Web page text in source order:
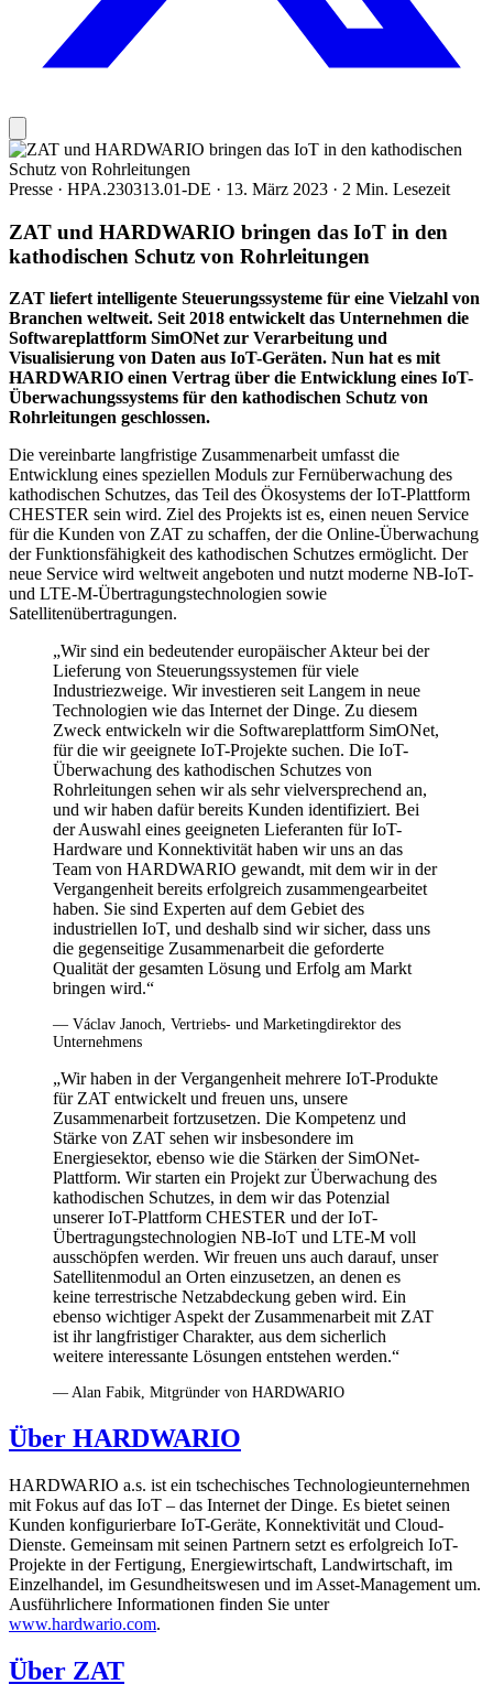
Presse · HPA.230313.01-DE · 13. März 2023 · 2 Min. Lesezeit
ZAT und HARDWARIO bringen das IoT in den
kathodischen Schutz von Rohrleitungen
ZAT liefert intelligente Steuerungssysteme für eine Vielzahl von
Branchen weltweit. Seit 2018 entwickelt das Unternehmen die
Softwareplattform SimONet zur Verarbeitung und
Visualisierung von Daten aus IoT-Geräten. Nun hat es mit
HARDWARIO einen Vertrag über die Entwicklung eines IoT-
Überwachungssystems für den kathodischen Schutz von
Rohrleitungen geschlossen.
Die vereinbarte langfristige Zusammenarbeit umfasst die
Entwicklung eines speziellen Moduls zur Fernüberwachung des
kathodischen Schutzes, das Teil des Ökosystems der IoT-Plattform
CHESTER sein wird. Ziel des Projekts ist es, einen neuen Service
für die Kunden von ZAT zu schaffen, der die Online-Überwachung
der Funktionsfähigkeit des kathodischen Schutzes ermöglicht. Der
neue Service wird weltweit angeboten und nutzt moderne NB-IoT-
und LTE-M-Übertragungstechnologien sowie
Satellitenübertragungen.
„Wir sind ein bedeutender europäischer Akteur bei der
Lieferung von Steuerungssystemen für viele
Industriezweige. Wir investieren seit Langem in neue
Technologien wie das Internet der Dinge. Zu diesem
Zweck entwickeln wir die Softwareplattform SimONet,
für die wir geeignete IoT-Projekte suchen. Die IoT-
Überwachung des kathodischen Schutzes von
Rohrleitungen sehen wir als sehr vielversprechend an,
und wir haben dafür bereits Kunden identifiziert. Bei
der Auswahl eines geeigneten Lieferanten für IoT-
Hardware und Konnektivität haben wir uns an das
Team von HARDWARIO gewandt, mit dem wir in der
Vergangenheit bereits erfolgreich zusammengearbeitet
haben. Sie sind Experten auf dem Gebiet des
industriellen IoT, und deshalb sind wir sicher, dass uns
die gegenseitige Zusammenarbeit die geforderte
Qualität der gesamten Lösung und Erfolg am Markt
bringen wird.“
— Václav Janoch, Vertriebs- und Marketingdirektor des
Unternehmens
„Wir haben in der Vergangenheit mehrere IoT-Produkte
für ZAT entwickelt und freuen uns, unsere
Zusammenarbeit fortzusetzen. Die Kompetenz und
Stärke von ZAT sehen wir insbesondere im
Energiesektor, ebenso wie die Stärken der SimONet-
Plattform. Wir starten ein Projekt zur Überwachung des
kathodischen Schutzes, in dem wir das Potenzial
unserer IoT-Plattform CHESTER und der IoT-
Übertragungstechnologien NB-IoT und LTE-M voll
ausschöpfen werden. Wir freuen uns auch darauf, unser
Satellitenmodul an Orten einzusetzen, an denen es
keine terrestrische Netzabdeckung geben wird. Ein
ebenso wichtiger Aspekt der Zusammenarbeit mit ZAT
ist ihr langfristiger Charakter, aus dem sicherlich
weitere interessante Lösungen entstehen werden.“
— Alan Fabik, Mitgründer von HARDWARIO
Über HARDWARIO
HARDWARIO a.s. ist ein tschechisches Technologieunternehmen
mit Fokus auf das IoT – das Internet der Dinge. Es bietet seinen
Kunden konfigurierbare IoT-Geräte, Konnektivität und Cloud-
Dienste. Gemeinsam mit seinen Partnern setzt es erfolgreich IoT-
Projekte in der Fertigung, Energiewirtschaft, Landwirtschaft, im
Einzelhandel, im Gesundheitswesen und im Asset-Management um.
Ausführlichere Informationen finden Sie unter
www.hardwario.com.
Über ZAT